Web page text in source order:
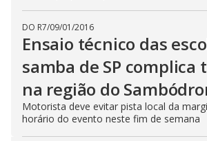
DO R7/09/01/2016
Ensaio técnico das
samba de SP complica
na região do
Motorista deve evitar pista local da
horário do evento neste fim de semana